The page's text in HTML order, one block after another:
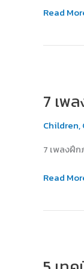
สอง
Read
7 เพ
Children,
7 เพลงฝึ
ฝึก
สำหรับ
ร้อง
ได้
Read
เริ่ม